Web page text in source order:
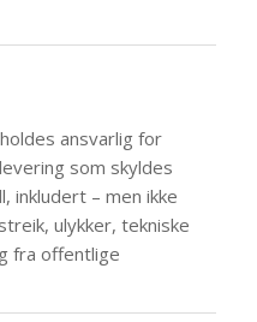
ansvarlig for
som skyldes
inkludert – men ikke
ulykker, tekniske
fra offentlige